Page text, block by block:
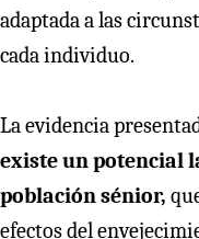
adaptada a las
cada individuo.
La evidencia
existe un potencial
población sénior,
efectos del